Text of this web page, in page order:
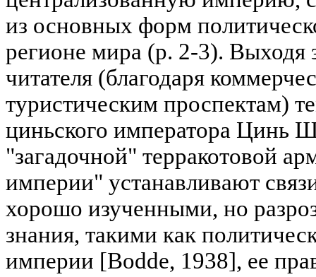
из основных форм
регионе мира (p. 2-3). Выходя
читателя (благодаря
туристическим проспектам)
циньского императора Цинь
"загадочной" терракотовой
империи" устанавливают
хорошо изученными, но
знания, такими как
империи [Bodde, 1938], ее